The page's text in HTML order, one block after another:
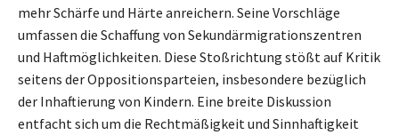
mehr Schärfe und Härte anreichern. Seine Vorschläge
umfassen die Schaffung von Sekundärmigrationszentren
und Haftmöglichkeiten. Diese Stoßrichtung stößt auf Kritik
seitens der Oppositionsparteien, insbesondere bezüglich
der Inhaftierung von Kindern. Eine breite Diskussion
entfacht sich um die Rechtmäßigkeit und Sinnhaftigkeit